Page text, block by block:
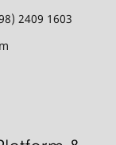
2409 1603